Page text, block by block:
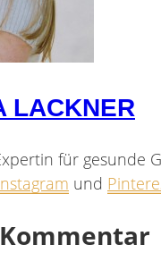
LACKNER
für gesunde
und